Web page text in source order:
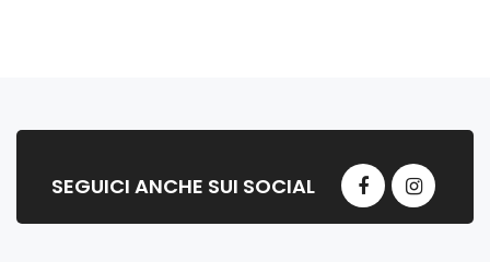
SEGUICI ANCHE SUI SOCIAL